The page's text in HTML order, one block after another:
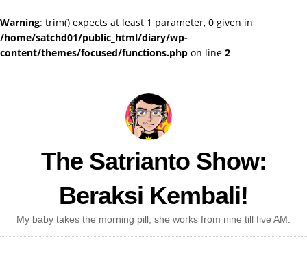
Warning: trim() expects at least 1 parameter, 0 given in
/home/satchd01/public_html/diary/wp-
content/themes/focused/functions.php on line 2
The Satrianto Show:
Beraksi Kembali!
My baby takes the morning pill, she works from nine till five AM.